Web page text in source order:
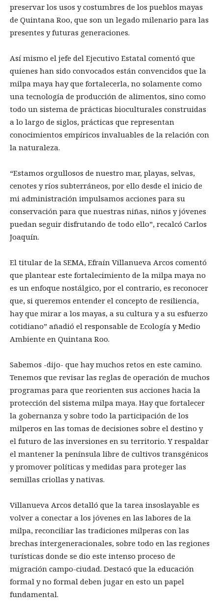
preservar los usos y costumbres de los pueblos mayas
de Quintana Roo, que son un legado milenario para las
presentes y futuras generaciones.
Así mismo el jefe del Ejecutivo Estatal comentó que
quienes han sido convocados están convencidos que la
milpa maya hay que fortalecerla, no solamente como
una tecnología de producción de alimentos, sino como
todo un sistema de prácticas bioculturales construidas
a lo largo de siglos, prácticas que representan
conocimientos empíricos invaluables de la relación con
la naturaleza.
“Estamos orgullosos de nuestro mar, playas, selvas,
cenotes y ríos subterráneos, por ello desde el inicio de
mi administración impulsamos acciones para su
conservación para que nuestras niñas, niños y jóvenes
puedan seguir disfrutando de todo ello”, recalcó Carlos
Joaquín.
El titular de la SEMA, Efraín Villanueva Arcos comentó
que plantear este fortalecimiento de la milpa maya no
es un enfoque nostálgico, por el contrario, es reconocer
que, si queremos entender el concepto de resiliencia,
hay que mirar a los mayas, a su cultura y a su esfuerzo
cotidiano” añadió el responsable de Ecología y Medio
Ambiente en Quintana Roo.
Sabemos -dijo- que hay muchos retos en este camino.
Tenemos que revisar las reglas de operación de muchos
programas para que reorienten sus acciones hacia la
protección del sistema milpa maya. Hay que fortalecer
la gobernanza y sobre todo la participación de los
milperos en las tomas de decisiones sobre el destino y
el futuro de las inversiones en su territorio. Y respaldar
el mantener la península libre de cultivos transgénicos
y promover políticas y medidas para proteger las
semillas criollas y nativas.
Villanueva Arcos detalló que la tarea insoslayable es
volver a conectar a los jóvenes en las labores de la
milpa, reconciliar las tradiciones milperas con las
brechas intergeneracionales, sobre todo en las regiones
turísticas donde se dio este intenso proceso de
migración campo-ciudad. Destacó que la educación
formal y no formal deben jugar en esto un papel
fundamental.